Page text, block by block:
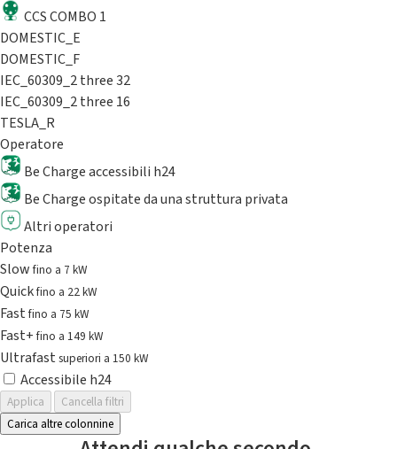
CCS COMBO 1
DOMESTIC_E
DOMESTIC_F
IEC_60309_2 three 32
IEC_60309_2 three 16
TESLA_R
Operatore
Be Charge accessibili h24
Be Charge ospitate da una struttura privata
Altri operatori
Potenza
Slowfino a 7 kW
Quickfino a 22 kW
Fastfino a 75 kW
Fast+fino a 149 kW
Ultrafast superiori a 150 kW
Accessibile h24
Applica
Cancella filtri
Carica altre colonnine